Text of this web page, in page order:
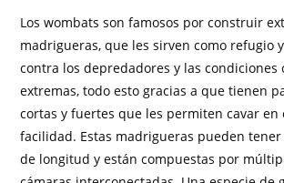
Los wombats son famosos por construir
madrigueras, que les sirven como refugio
contra los depredadores y las condiciones
extremas, todo esto gracias a que tienen
cortas y fuertes que les permiten cavar en
facilidad. Estas madrigueras pueden
de longitud y están compuestas por